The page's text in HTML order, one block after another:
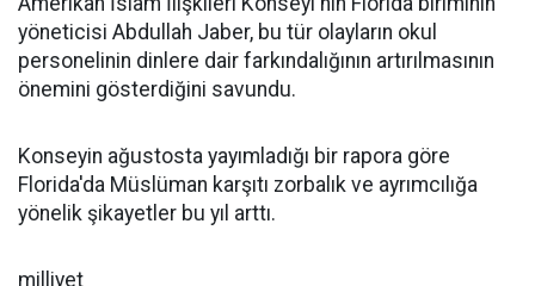
yöneticisi Abdullah Jaber, bu tür olayların okul
personelinin dinlere dair farkındalığının artırılmasının
önemini gösterdiğini savundu.
Konseyin ağustosta yayımladığı bir rapora göre
Florida'da Müslüman karşıtı zorbalık ve ayrımcılığa
yönelik şikayetler bu yıl arttı.
milliyet